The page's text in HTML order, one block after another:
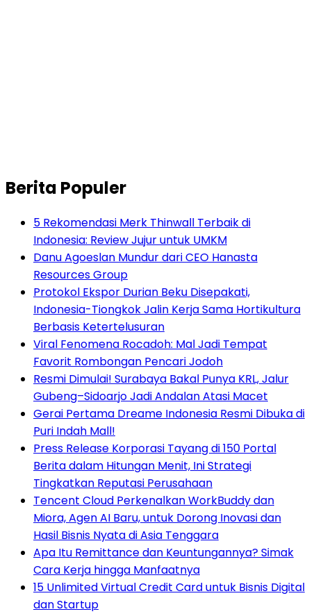
Berita Populer
5 Rekomendasi Merk Thinwall Terbaik di
Indonesia: Review Jujur untuk UMKM
Danu Agoeslan Mundur dari CEO Hanasta
Resources Group
Protokol Ekspor Durian Beku Disepakati,
Indonesia-Tiongkok Jalin Kerja Sama Hortikultura
Berbasis Ketertelusuran
Viral Fenomena Rocadoh: Mal Jadi Tempat
Favorit Rombongan Pencari Jodoh
Resmi Dimulai! Surabaya Bakal Punya KRL, Jalur
Gubeng–Sidoarjo Jadi Andalan Atasi Macet
Gerai Pertama Dreame Indonesia Resmi Dibuka di
Puri Indah Mall!
Press Release Korporasi Tayang di 150 Portal
Berita dalam Hitungan Menit, Ini Strategi
Tingkatkan Reputasi Perusahaan
Tencent Cloud Perkenalkan WorkBuddy dan
Miora, Agen AI Baru, untuk Dorong Inovasi dan
Hasil Bisnis Nyata di Asia Tenggara
Apa Itu Remittance dan Keuntungannya? Simak
Cara Kerja hingga Manfaatnya
15 Unlimited Virtual Credit Card untuk Bisnis Digital
dan Startup